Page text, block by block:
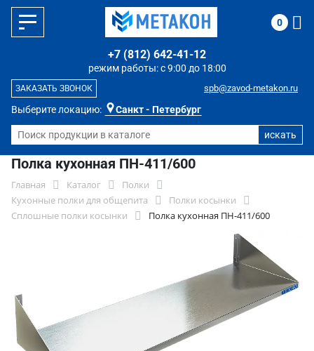
Выберите локацию: Санкт - Петербург
режим работы: с 9:00 до 18:00
+7 (812) 642-41-12
spb@zavod-metakon.ru
ЗАКАЗАТЬ ЗВОНОК
0
Полка кухонная ПН-411/600
Главная Каталог
Полки
Кухонные полки для общепита
Полки косынки
Сплошные полки косынки
Полка кухонная ПН-411/600